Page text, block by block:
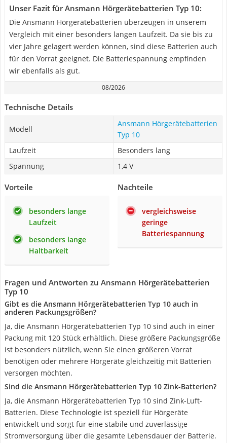
Unser Fazit für Ansmann Hörgerätebatterien Typ 10:
Die Ansmann Hörgerätebatterien überzeugen in unserem
Vergleich mit einer besonders langen Laufzeit. Da sie bis zu
vier Jahre gelagert werden können, sind diese Batterien auch
für den Vorrat geeignet. Die Batteriespannung empfinden
wir ebenfalls als gut.
08/2026
Technische Details
Modell
Ansmann Hörgerätebatterien
Typ 10
Laufzeit
Besonders lang
Spannung
1,4 V
Vorteile
besonders lange
Laufzeit
besonders lange
Haltbarkeit
Nachteile
vergleichsweise
geringe
Batteriespannung
Fragen und Antworten zu Ansmann Hörgerätebatterien
Typ 10
Gibt es die Ansmann Hörgerätebatterien Typ 10 auch in
anderen Packungsgrößen?
Ja, die Ansmann Hörgerätebatterien Typ 10 sind auch in einer
Packung mit 120 Stück erhältlich. Diese größere Packungsgröße
ist besonders nützlich, wenn Sie einen größeren Vorrat
benötigen oder mehrere Hörgeräte gleichzeitig mit Batterien
versorgen möchten.
Sind die Ansmann Hörgerätebatterien Typ 10 Zink-Batterien?
Ja, die Ansmann Hörgerätebatterien Typ 10 sind Zink-Luft-
Batterien. Diese Technologie ist speziell für Hörgeräte
entwickelt und sorgt für eine stabile und zuverlässige
Stromversorgung über die gesamte Lebensdauer der Batterie.